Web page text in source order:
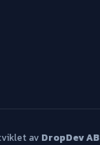
av DropDev AB